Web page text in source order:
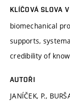
KLÍČOVÁ SLOVA
biomechanical
supports,
credibility of
AUTOŘI
JANÍČEK, P.,